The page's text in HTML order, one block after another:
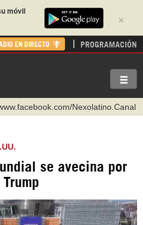
×
móvil
EN DIRECTO PROGRAMACIÓN
Nexolatino.Canal
nexo_latino
hispantvcanal
c/hispantv
como: hispan_tv
se avecina por